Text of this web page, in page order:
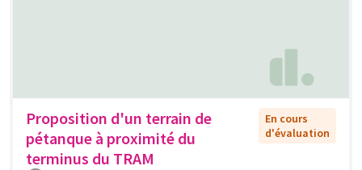
Proposition d'un terrain de
pétanque à proximité du
terminus du TRAM
En cours
d'évaluation